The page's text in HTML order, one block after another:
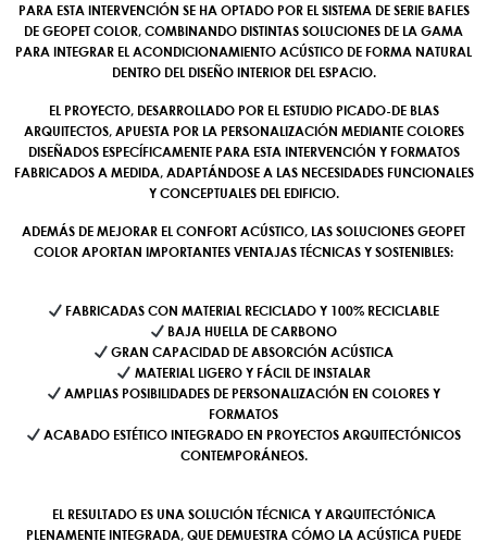
PARA ESTA INTERVENCIÓN SE HA OPTADO POR EL SISTEMA DE SERIE BAFLES
DE GEOPET COLOR, COMBINANDO DISTINTAS SOLUCIONES DE LA GAMA
PARA INTEGRAR EL ACONDICIONAMIENTO ACÚSTICO DE FORMA NATURAL
DENTRO DEL DISEÑO INTERIOR DEL ESPACIO.
EL PROYECTO, DESARROLLADO POR EL ESTUDIO PICADO-DE BLAS
ARQUITECTOS, APUESTA POR LA PERSONALIZACIÓN MEDIANTE COLORES
DISEÑADOS ESPECÍFICAMENTE PARA ESTA INTERVENCIÓN Y FORMATOS
FABRICADOS A MEDIDA, ADAPTÁNDOSE A LAS NECESIDADES FUNCIONALES
Y CONCEPTUALES DEL EDIFICIO.
ADEMÁS DE MEJORAR EL CONFORT ACÚSTICO, LAS SOLUCIONES GEOPET
COLOR APORTAN IMPORTANTES VENTAJAS TÉCNICAS Y SOSTENIBLES:
FABRICADAS CON MATERIAL RECICLADO Y 100% RECICLABLE
BAJA HUELLA DE CARBONO
GRAN CAPACIDAD DE ABSORCIÓN ACÚSTICA
MATERIAL LIGERO Y FÁCIL DE INSTALAR
AMPLIAS POSIBILIDADES DE PERSONALIZACIÓN EN COLORES Y
FORMATOS
ACABADO ESTÉTICO INTEGRADO EN PROYECTOS ARQUITECTÓNICOS
CONTEMPORÁNEOS.
EL RESULTADO ES UNA SOLUCIÓN TÉCNICA Y ARQUITECTÓNICA
PLENAMENTE INTEGRADA, QUE DEMUESTRA CÓMO LA ACÚSTICA PUEDE